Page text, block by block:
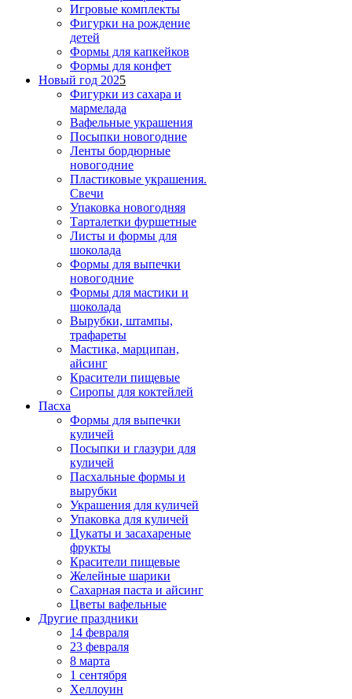
Игровые комплекты
Фигурки на рождение
детей
Формы для капкейков
Формы для конфет
Новый год 2025
Фигурки из сахара и
мармелада
Вафельные украшения
Посыпки новогодние
Ленты бордюрные
новогодние
Пластиковые украшения.
Свечи
Упаковка новогодняя
Тарталетки фуршетные
Листы и формы для
шоколада
Формы для выпечки
новогодние
Формы для мастики и
шоколада
Вырубки, штампы,
трафареты
Мастика, марципан,
айсинг
Красители пищевые
Сиропы для коктейлей
Пасха
Формы для выпечки
куличей
Посыпки и глазури для
куличей
Пасхальные формы и
вырубки
Украшения для куличей
Упаковка для куличей
Цукаты и засахареные
фрукты
Красители пищевые
Желейные шарики
Сахарная паста и айсинг
Цветы вафельные
Другие праздники
14 февраля
23 февраля
8 марта
1 сентября
Хеллоуин